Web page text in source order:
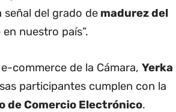
del grado de madurez del
nuestro país”.
commerce de la Cámara, Yerka
participantes cumplen con la
de Comercio Electrónico.